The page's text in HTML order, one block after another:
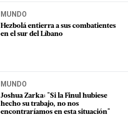
MUNDO
Hezbolá entierra a sus combatientes
en el sur del Líbano
MUNDO
Joshua Zarka: "Si la Finul hubiese
hecho su trabajo, no nos
encontraríamos en esta situación"